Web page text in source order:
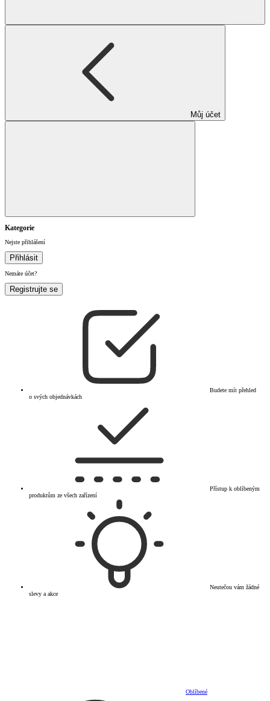
Můj účet
Kategorie
Nejste přihlášení
Přihlásit
Nemáte účet?
Registrujte se
Budete mít přehled
o svých objednávkách
Přístup k oblíbeným
produktům ze všech zařízení
Neutečou vám žádné
slevy a akce
Oblíbené